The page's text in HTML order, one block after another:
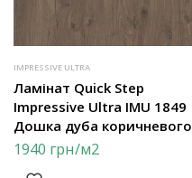
IMPRESSIVE ULTRA
Ламінат Quick Step
Impressive Ultra IMU 1849
Дошка дуба коричневого
1940 грн/м2